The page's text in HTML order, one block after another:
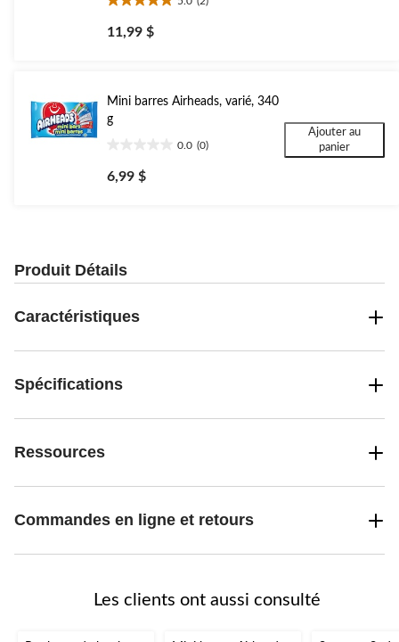
5.0
étoile(s)
sur
évaluations
11,99 $
Mini barres Airheads, varié, 340
g
0.0 (0)
étoile(s)
sur
6,99 $
Ajouter au
panier
Produit Détails
Caractéristiques
Spécifications
Ressources
Commandes en ligne et retours
Les clients ont aussi consulté